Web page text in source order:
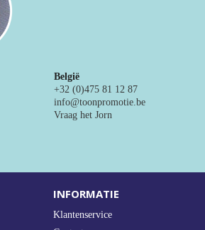
België
+32 (0)475 81 12 87
info@toonpromotie.be
Vraag het Jorn
INFORMATIE
Klantenservice